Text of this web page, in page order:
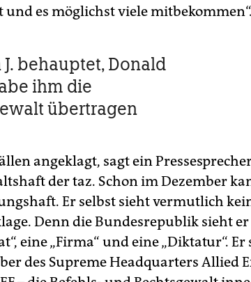
und es möglichst viele
behauptet, Donald
ihm die
übertragen
angeklagt, sagt ein
der taz. Schon im Dezember
Er selbst sieht vermutlich
Denn die Bundesrepublik sieht
eine „Firma“ und eine „Diktatur“. Er
des Supreme Headquarters Allied